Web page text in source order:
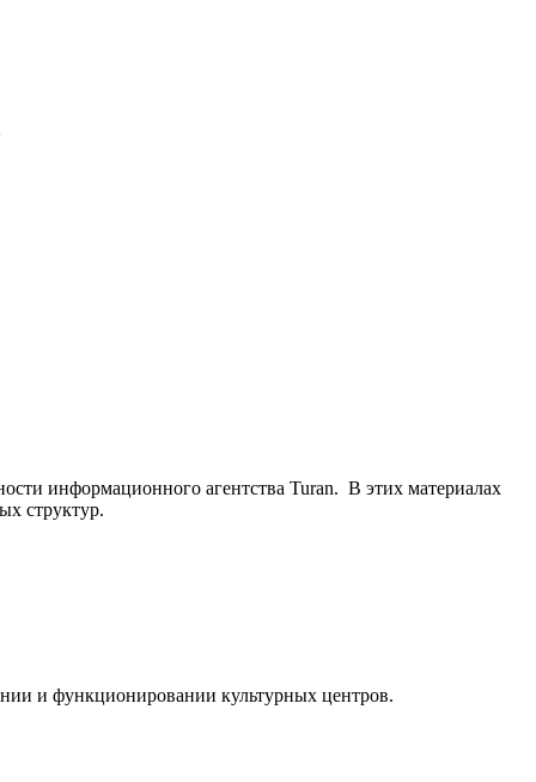
информационного агентства Turan. В этих материалах
структур.
и функционировании культурных центров.